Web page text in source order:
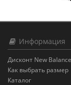
Информация
Дисконт New Balance
Как выбрать размер
Каталог